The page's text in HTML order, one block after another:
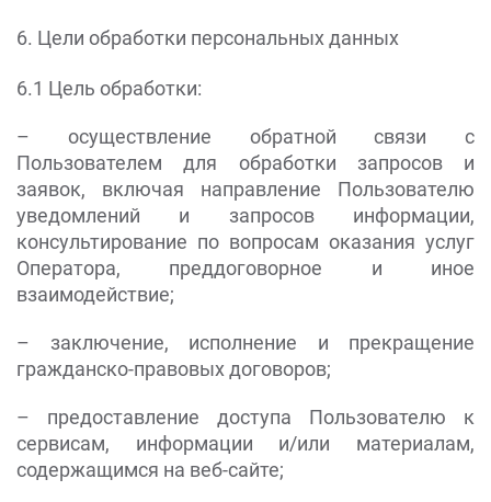
6. Цели обработки персональных данных
6.1 Цель обработки:
– осуществление обратной связи с
Пользователем для обработки запросов и
заявок, включая направление Пользователю
уведомлений и запросов информации,
консультирование по вопросам оказания услуг
Оператора, преддоговорное и иное
взаимодействие;
– заключение, исполнение и прекращение
гражданско-правовых договоров;
– предоставление доступа Пользователю к
сервисам, информации и/или материалам,
содержащимся на веб-сайте;